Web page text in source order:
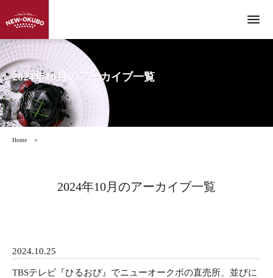
menu
2024年10月のアーカイブ一覧
Home ＞
2024年10月のアーカイブ一覧
2024.10.25
TBSテレビ『ひるおび』でニューオークボの直売所、並びに